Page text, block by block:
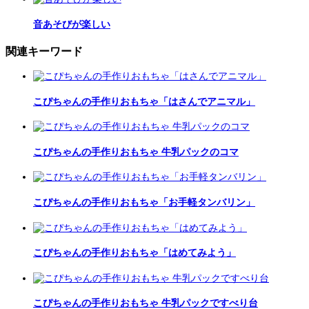
音あそびが楽しい
関連キーワード
こぴちゃんの手作りおもちゃ「はさんでアニマル」
こぴちゃんの手作りおもちゃ 牛乳パックのコマ
こぴちゃんの手作りおもちゃ「お手軽タンバリン」
こぴちゃんの手作りおもちゃ「はめてみよう」
こぴちゃんの手作りおもちゃ 牛乳パックですべり台